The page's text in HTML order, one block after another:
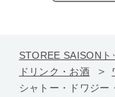
STOREE SAISONト
ドリンク・お酒
シャトー・ドワジー